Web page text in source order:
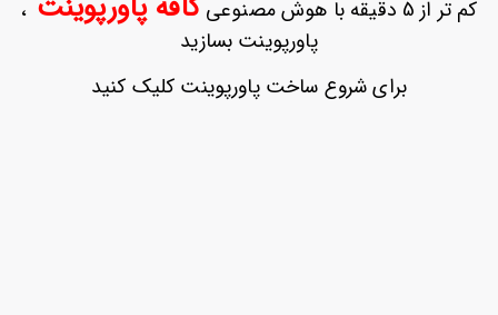
ثبت
بازیابی
کم تر از 5 دقیقه با هوش مصنوعی
،
پاورپوینت بسازید
برای شروع ساخت پاورپوینت کلیک کنید